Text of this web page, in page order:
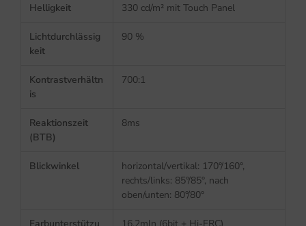
Helligkeit 330 cd/m² mit Touch Panel
Lichtdurchlässig
keit
90 %
Kontrastverhältn
is
700:1
Reaktionszeit
(BTB)
8ms
Blickwinkel
horizontal/vertikal: 170°/160°,
rechts/links: 85°/85°, nach
oben/unten: 80°/80°
Farbunterstützu 16.2mln (6bit + Hi-FRC)